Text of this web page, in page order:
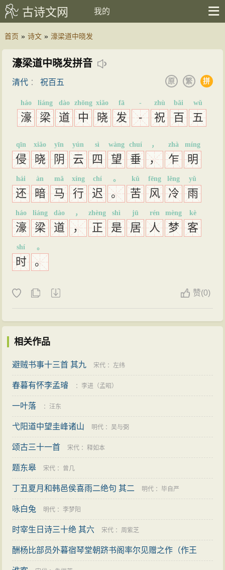
古诗文网 我的
首页 » 诗文 » 濠梁道中晓发
濠梁道中晓发拼音
清代 ：祝百五 拼
繁
原
濠
háo
梁
liáng
道
dào
中
zhōng
晓
xiǎo
发
fā
-
-
祝
zhù
百
bǎi
五
wǔ
侵
qīn
晓
xiǎo
阴
yīn
云
yún
四
sì
望
wàng
垂
chuí
，
，
乍
zhà
明
míng
还
hái
暗
àn
马
mǎ
行
xíng
迟
chí
。
。
苦
kǔ
风
fēng
冷
lěng
雨
yǔ
濠
háo
梁
liáng
道
dào
，
，
正
zhèng
是
shì
居
jū
人
rén
梦
mèng
客
kè
时
shí
。
。
赞(0)
相关作品
避贼书事十三首 其九 宋代 ：左纬
春暮有怀李孟璿 ：李进（孟昭）
一叶落 ：汪东
弋阳道中望圭峰诸山 明代 ：吴与弼
颂古三十一首 宋代 ：释如本
题东皋 宋代 ： 曾几
丁丑夏月和韩邑侯喜雨二绝句 其二 明代 ：毕自严
咏白兔 明代 ：李梦阳
时宰生日诗三十绝 其六 宋代 ： 周紫芝
酬杨比部员外暮宿琴堂朝跻书阁率尔见赠之作（作王